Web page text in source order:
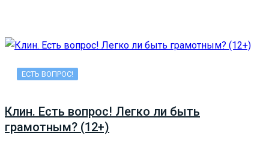
ЕСТЬ ВОПРОС!
Клин. Есть вопрос! Легко ли быть
грамотным? (12+)